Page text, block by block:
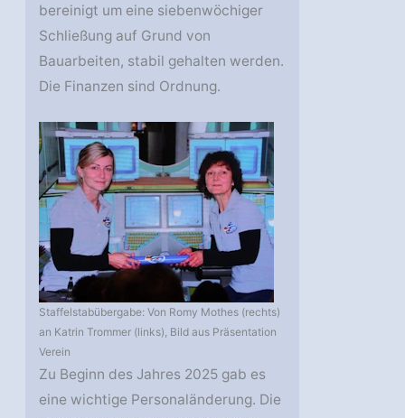
bereinigt um eine siebenwöchiger
Schließung auf Grund von
Bauarbeiten, stabil gehalten werden.
Die Finanzen sind Ordnung.
Staffelstabübergabe: Von Romy Mothes (rechts)
an Katrin Trommer (links), Bild aus Präsentation
Verein
Zu Beginn des Jahres 2025 gab es
eine wichtige Personaländerung. Die